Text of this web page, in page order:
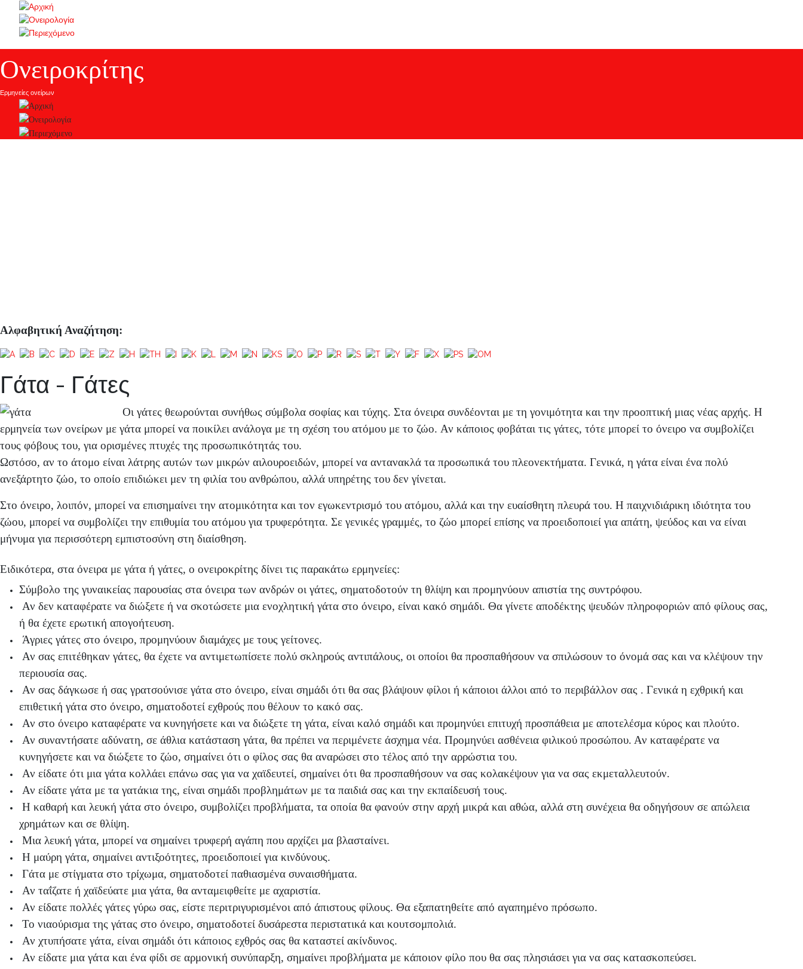
Ονειροκρίτης
Ερμηνείες ονείρων
Αλφαβητική Αναζήτηση:
Γάτα - Γάτες
Οι γάτες θεωρούνται συνήθως σύμβολα σοφίας και τύχης. Στα όνειρα συνδέονται με τη γονιμότητα και την προοπτική μιας νέας αρχής. Η
ερμηνεία των ονείρων με γάτα μπορεί να ποικίλει ανάλογα με τη σχέση του ατόμου με το ζώο. Αν κάποιος φοβάται τις γάτες, τότε μπορεί το όνειρο να συμβολίζει
τους φόβους του, για ορισμένες πτυχές της προσωπικότητάς του.
Ωστόσο, αν το άτομο είναι λάτρης αυτών των μικρών αιλουροειδών, μπορεί να αντανακλά τα προσωπικά του πλεονεκτήματα. Γενικά, η γάτα είναι ένα πολύ
ανεξάρτητο ζώο, το οποίο επιδιώκει μεν τη φιλία του ανθρώπου, αλλά υπηρέτης του δεν γίνεται.
Στο όνειρο, λοιπόν, μπορεί να επισημαίνει την ατομικότητα και τον εγωκεντρισμό του ατόμου, αλλά και την ευαίσθητη πλευρά του. Η παιχνιδιάρικη ιδιότητα του
ζώου, μπορεί να συμβολίζει την επιθυμία του ατόμου για τρυφερότητα. Σε γενικές γραμμές, το ζώο μπορεί επίσης να προειδοποιεί για απάτη, ψεύδος και να είναι
μήνυμα για περισσότερη εμπιστοσύνη στη διαίσθηση.
Ειδικότερα, στα όνειρα με γάτα ή γάτες, ο ονειροκρίτης δίνει τις παρακάτω ερμηνείες:
Σύμβολο της γυναικείας παρουσίας στα όνειρα των ανδρών οι γάτες, σηματοδοτούν τη θλίψη και προμηνύουν απιστία της συντρόφου.
Αν δεν καταφέρατε να διώξετε ή να σκοτώσετε μια ενοχλητική γάτα στο όνειρο, είναι κακό σημάδι. Θα γίνετε αποδέκτης ψευδών πληροφοριών από φίλους σας,
ή θα έχετε ερωτική απογοήτευση.
Άγριες γάτες στο όνειρο, προμηνύουν διαμάχες με τους γείτονες.
Αν σας επιτέθηκαν γάτες, θα έχετε να αντιμετωπίσετε πολύ σκληρούς αντιπάλους, οι οποίοι θα προσπαθήσουν να σπιλώσουν το όνομά σας και να κλέψουν την
περιουσία σας.
Αν σας δάγκωσε ή σας γρατσούνισε γάτα στο όνειρο, είναι σημάδι ότι θα σας βλάψουν φίλοι ή κάποιοι άλλοι από το περιβάλλον σας . Γενικά η εχθρική και
επιθετική γάτα στο όνειρο, σηματοδοτεί εχθρούς που θέλουν το κακό σας.
Αν στο όνειρο καταφέρατε να κυνηγήσετε και να διώξετε τη γάτα, είναι καλό σημάδι και προμηνύει επιτυχή προσπάθεια με αποτελέσμα κύρος και πλούτο.
Αν συναντήσατε αδύνατη, σε άθλια κατάσταση γάτα, θα πρέπει να περιμένετε άσχημα νέα. Προμηνύει ασθένεια φιλικού προσώπου. Αν καταφέρατε να
κυνηγήσετε και να διώξετε το ζώο, σημαίνει ότι ο φίλος σας θα αναρώσει στο τέλος από την αρρώστια του.
Αν είδατε ότι μια γάτα κολλάει επάνω σας για να χαϊδευτεί, σημαίνει ότι θα προσπαθήσουν να σας κολακέψουν για να σας εκμεταλλευτούν.
Αν είδατε γάτα με τα γατάκια της, είναι σημάδι προβλημάτων με τα παιδιά σας και την εκπαίδευσή τους.
Η καθαρή και λευκή γάτα στο όνειρο, συμβολίζει προβλήματα, τα οποία θα φανούν στην αρχή μικρά και αθώα, αλλά στη συνέχεια θα οδηγήσουν σε απώλεια
χρημάτων και σε θλίψη.
Μια λευκή γάτα, μπορεί να σημαίνει τρυφερή αγάπη που αρχίζει μα βλασταίνει.
Η μαύρη γάτα, σημαίνει αντιξοότητες, προειδοποιεί για κινδύνους.
Γάτα με στίγματα στο τρίχωμα, σηματοδοτεί παθιασμένα συναισθήματα.
Αν ταΐζατε ή χαϊδεύατε μια γάτα, θα ανταμειφθείτε με αχαριστία.
Αν είδατε πολλές γάτες γύρω σας, είστε περιτριγυρισμένοι από άπιστους φίλους. Θα εξαπατηθείτε από αγαπημένο πρόσωπο.
Το νιαούρισμα της γάτας στο όνειρο, σηματοδοτεί δυσάρεστα περιστατικά και κουτσομπολιά.
Αν χτυπήσατε γάτα, είναι σημάδι ότι κάποιος εχθρός σας θα καταστεί ακίνδυνος.
Αν είδατε μια γάτα και ένα φίδι σε αρμονική συνύπαρξη, σημαίνει προβλήματα με κάποιον φίλο που θα σας πλησιάσει για να σας κατασκοπεύσει.